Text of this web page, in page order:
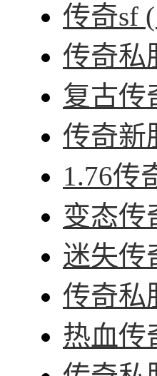
传奇sf
传奇私
复古传
传奇新
1.76传
变态传
迷失传
传奇私
热血传